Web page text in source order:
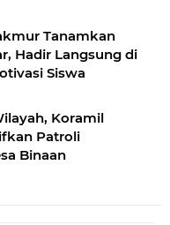
Tanamkan
Hadir Langsung di
Siswa
Koramil
Patroli
Binaan